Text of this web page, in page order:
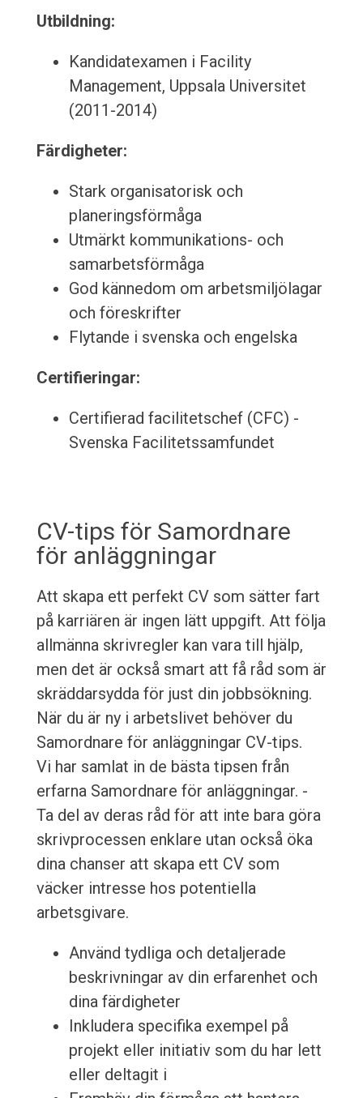
Utbildning:
Kandidatexamen i Facility
Management, Uppsala Universitet
(2011-2014)
Färdigheter:
Stark organisatorisk och
planeringsförmåga
Utmärkt kommunikations- och
samarbetsförmåga
God kännedom om arbetsmiljölagar
och föreskrifter
Flytande i svenska och engelska
Certifieringar:
Certifierad facilitetschef (CFC) -
Svenska Facilitetssamfundet
CV-tips för Samordnare
för anläggningar
Att skapa ett perfekt CV som sätter fart
på karriären är ingen lätt uppgift. Att följa
allmänna skrivregler kan vara till hjälp,
men det är också smart att få råd som är
skräddarsydda för just din jobbsökning.
När du är ny i arbetslivet behöver du
Samordnare för anläggningar CV-tips.
Vi har samlat in de bästa tipsen från
erfarna Samordnare för anläggningar. -
Ta del av deras råd för att inte bara göra
skrivprocessen enklare utan också öka
dina chanser att skapa ett CV som
väcker intresse hos potentiella
arbetsgivare.
Använd tydliga och detaljerade
beskrivningar av din erfarenhet och
dina färdigheter
Inkludera specifika exempel på
projekt eller initiativ som du har lett
eller deltagit i